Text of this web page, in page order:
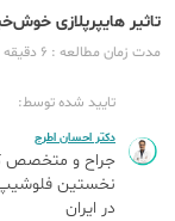
تاثیر هایپرپلازی
مدت زمان مطالعه : 6 دقیقه
تایید شده توسط:
دکتر احسان اطرج
جراح و متخصص
نخستین فلوشیپ
در ایران